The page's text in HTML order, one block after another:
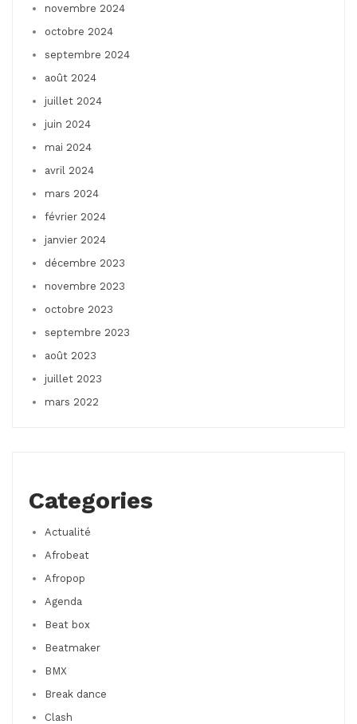
novembre 2024
octobre 2024
septembre 2024
août 2024
juillet 2024
juin 2024
mai 2024
avril 2024
mars 2024
février 2024
janvier 2024
décembre 2023
novembre 2023
octobre 2023
septembre 2023
août 2023
juillet 2023
mars 2022
Categories
Actualité
Afrobeat
Afropop
Agenda
Beat box
Beatmaker
BMX
Break dance
Clash